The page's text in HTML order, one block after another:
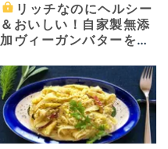
リッチなのにヘルシー
＆おいしい！自家製無添
加ヴィーガンバターを作